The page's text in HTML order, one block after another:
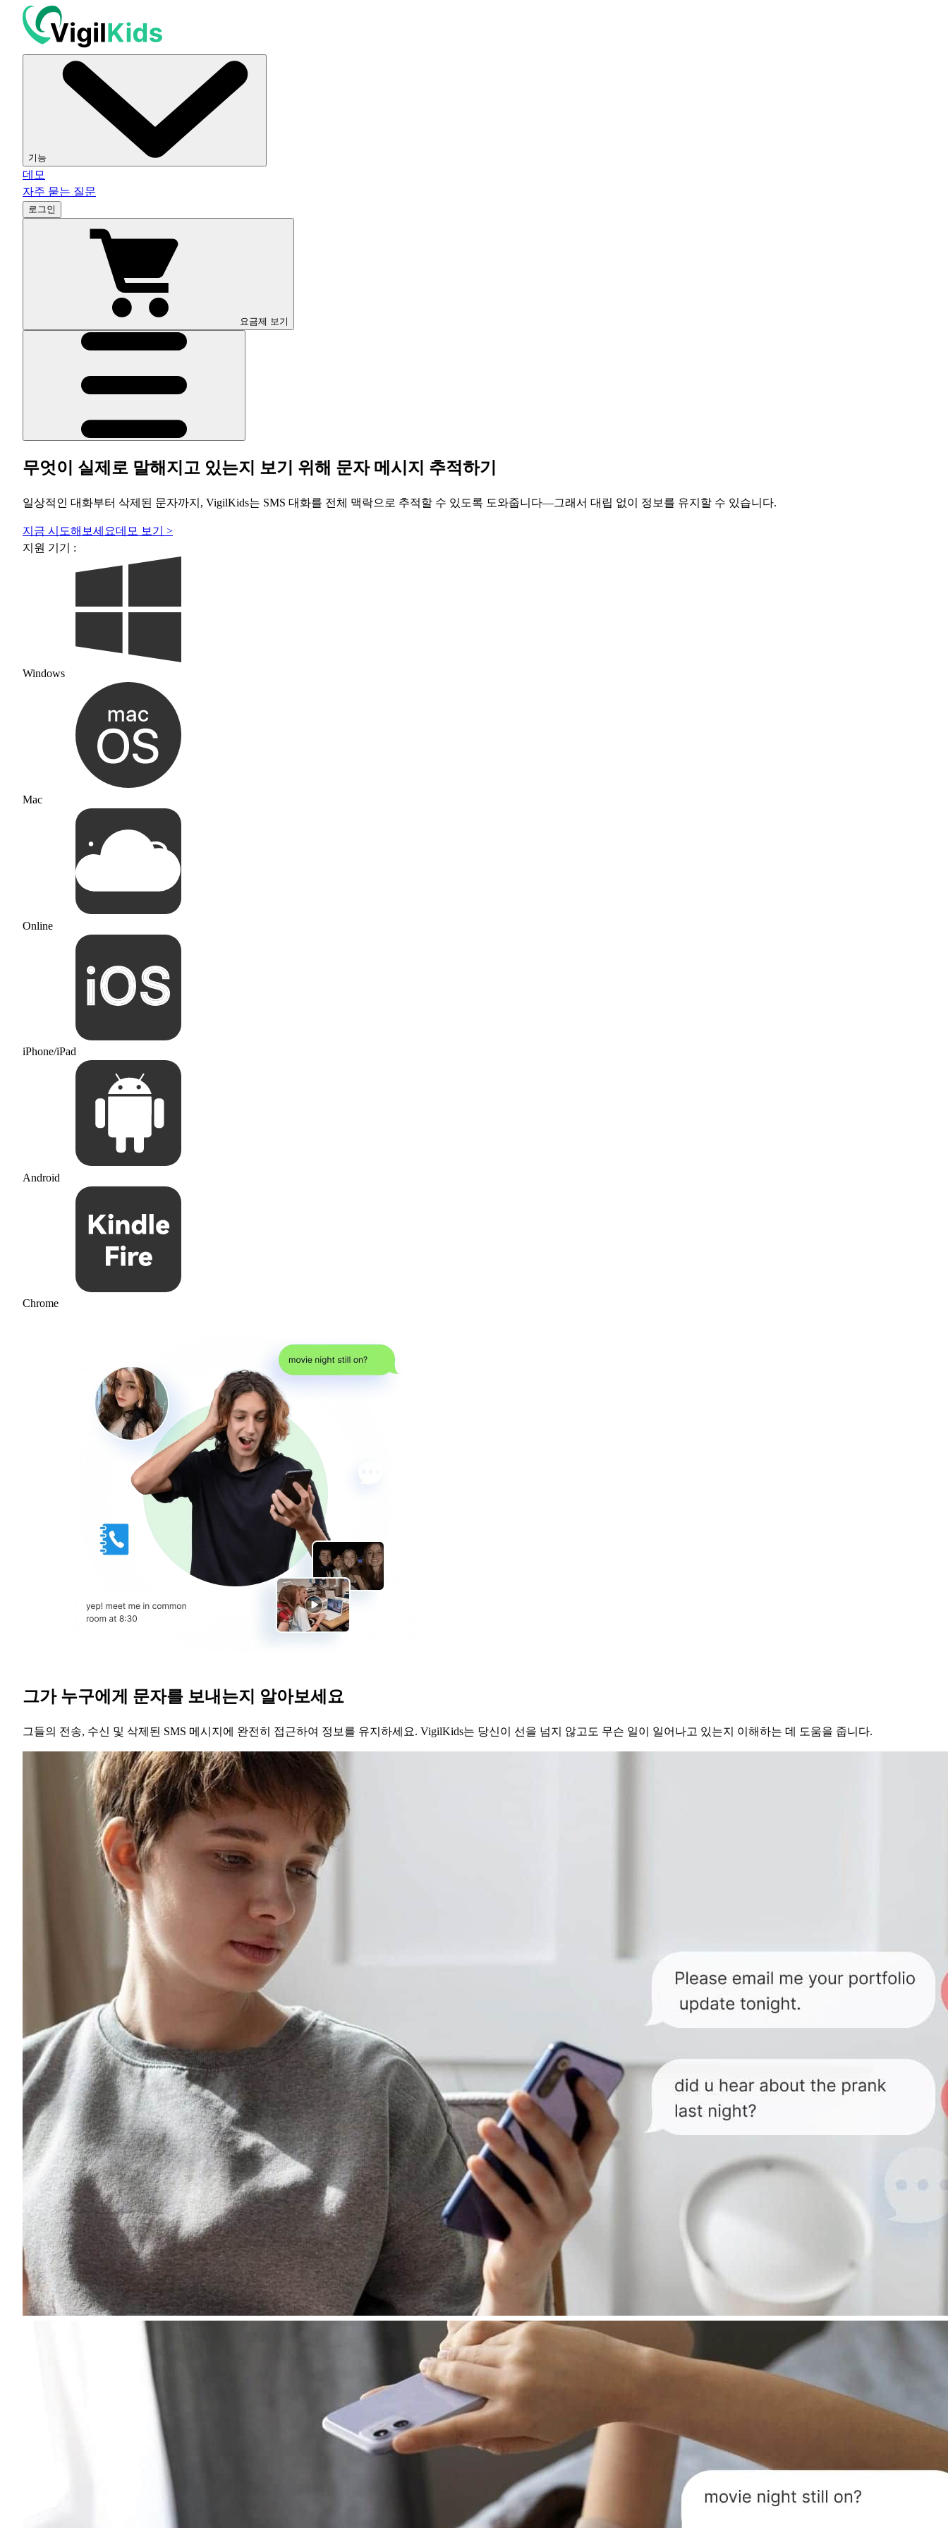
기능
데모
자주 묻는 질문
로그인
요금제 보기
무엇이 실제로 말해지고 있는지 보기 위해 문자 메시지 추적하기
일상적인 대화부터 삭제된 문자까지, VigilKids는 SMS 대화를 전체 맥락으로 추적할 수 있도록 도와줍니다—그래서 대립 없이 정보를 유지할 수 있습니다.
지금 시도해보세요데모 보기 >
지원 기기 :
Windows
Mac
Online
iPhone/iPad
Android
Chrome
그가 누구에게 문자를 보내는지 알아보세요
그들의 전송, 수신 및 삭제된 SMS 메시지에 완전히 접근하여 정보를 유지하세요. VigilKids는 당신이 선을 넘지 않고도 무슨 일이 일어나고 있는지 이해하는 데 도움을 줍니다.